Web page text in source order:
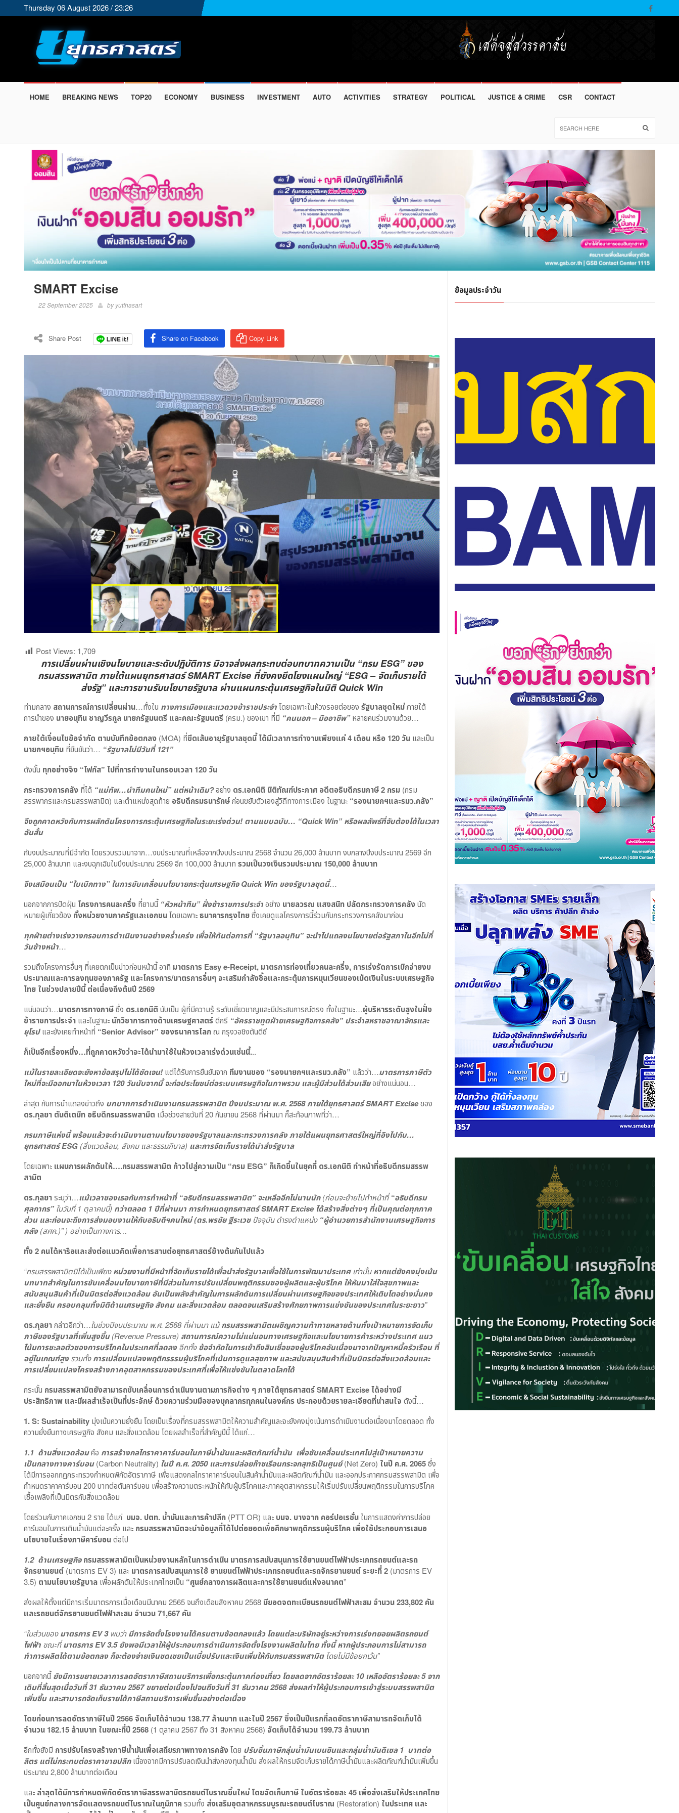
Thursday 06 August 2026 / 23:26
HOME BREAKING NEWS TOP20 ECONOMY BUSINESS INVESTMENT AUTO ACTIVITIES STRATEGY POLITICAL JUSTICE & CRIME CSR CONTACT
SMART Excise
22 September 2025 by yutthasart
Share Post Share on Facebook Copy Link
Post Views: 1,709
การเปลี่ยนผ่านเชิงนโยบายและระดับปฏิบัติการ มิอาจส่งผลกระทบต่อบทบาทความเป็น “กรม ESG” ของ
กรมสรรพสามิต ภายใต้แผนยุทธศาสตร์ SMART Excise ที่ยังคงยึดโยงแผนใหญ่ “ESG – จัดเก็บรายได้
ส่งรัฐ” และการขานรับนโยบายรัฐบาล ผ่านแผนกระตุ้นเศรษฐกิจในมิติ Quick Win
ท่ามกลาง สถานการณ์การเปลี่ยนผ่าน…ทั้งใน ทางการเมืองและแวดวงข้าราชประจำโดยเฉพาะในห้วงรอยต่อของ รัฐบาลชุดใหม่ภายใต้
การนำของ นายอนุทิน ชาญวีรกูล นายกรัฐมนตรี และคณะรัฐมนตรี (ครม.) ของเขา ที่มี “คนนอก – มืออาชีพ”หลายคนร่วมงานด้วย…
ภายใต้เงื่อนไขข้อจำกัด ตามบันทึกข้อตกลง (MOA) ที่ขีดเส้นอายุรัฐบาลชุดนี้ ได้มีเวลาการทำงานเพียงแค่ 4 เดือน หรือ 120 วัน และเป็น
นายกฯอนุทิน ที่ยืนยันว่า… “รัฐบาลไม่มีวันที่121”
ดังนั้น ทุกอย่างจึง “โฟกัส” ไปที่การทำงานในกรอบเวลา 120 วัน
กระทรวงการคลัง ที่ได้ “แม่ทัพ…นำทีมคนใหม่” แต่หน้าเดิม?อย่าง ดร.เอกนิติ นิติทัณฑ์ประภาศ อดีตอธิบดีกรมภาษี 2 กรม (กรม
สรรพากรและกรมสรรพสามิต) และตำแหน่งสุดท้าย อธิบดีกรมธนารักษ์ก่อนขยับตัวเองสู่วิถีทางการเมือง ในฐานะ “รองนายกฯและรมว.คลัง”
จึงถูกคาดหวังกับการผลักดันโครงการกระตุ้นเศรษฐกิจในระยะเร่งด่วน! ตามแบบฉบับ… “Quick Win” หรือผลลัพธ์ที่จับต้องได้ในเวลา
อันสั้น
กับงบประมาณที่มีจำกัด โดยรวบรวมมาจาก…งบประมาณที่เหลือจากปีงบประมาณ 2568 จำนวน 26,000 ล้านบาท งบกลางปีงบประมาณ 2569 อีก
25,000 ล้านบาท และงบฉุกเฉินในปีงบประมาณ 2569 อีก 100,000 ล้านบาท รวมเป็นวงเงินรวมประมาณ 150,000 ล้านบาท
จึงเสมือนเป็น “ใบเบิกทาง” ในการขับเคลื่อนนโยบายกระตุ้นเศรษฐกิจQuick Win ของรัฐบาลชุดนี้…
นอกจากการปัดฝุ่น โครงการคนละครึ่ง ที่ยามนี้ “หัวหน้าทีม” ฝั่งข้าราชการประจำอย่าง นายลวรณ แสงสนิท ปลัดกระทรวงการคลังนัด
หมายผู้เกี่ยวข้อง ทั้งหน่วยงานภาครัฐและเอกชนโดยเฉพาะธนาคารกรุงไทยซึ่งเคยดูแลโครงการนี้ร่วมกับกระทรวงการคลังมาก่อน
ทุกฝ่ายต่างเร่งวางกรอบการดำเนินงานอย่างคร่ำเคร่ง เพื่อให้ทันต่อการที่ “รัฐบาลอนุทิน” จะนำไปแถลงนโยบายต่อรัฐสภาในอีกไม่กี่
วันข้างหน้า…
รวมถึงโครงการอื่นๆ ที่เคยตกเป็นข่าวก่อนหน้านี้ อาทิ มาตรการ Easy e-Receipt, มาตรการท่องเที่ยวคนละครึ่ง, การเร่งรัดการเบิกจ่ายงบ
ประมาณและการลงทุนของภาครัฐ และโครงการ/มาตรการอื่นๆ จะเสริมกำลังซื้อและกระตุ้นการหมุนเวียนของเม็ดเงินในระบบเศรษฐกิจ
ไทย ในช่วงปลายปีนี้ ต่อเนื่องถึงต้นปี 2569
แน่นอนว่า…มาตรการทางภาษีซึ่ง ดร.เอกนิติ นับเป็น ผู้ที่มีความรู้ ระดับเชี่ยวชาญและมีประสบการณ์ตรง ทั้งในฐานะ…ผู้บริหารระดับสูงในฝั่ง
ข้าราชการประจำ และในฐานะ นักวิชาการทางด้านเศรษฐศาสตร์ดีกรี “อัครราชทูตฝ่ายเศรษฐกิจการคลัง” ประจำสหราชอาณาจักรและ
ยุโรปและยังเคยทำหน้าที่ “Senior Advisor” ของธนาคารโลกณ กรุงวอชิงตันดีซี
ก็เป็นอีกเรื่องหนึ่ง…ที่ถูกคาดหวังว่าจะได้นำมาใช้ในห้วงเวลาเร่งด่วนเช่นนี้...
แม้ในรายละเอียดจะยังหาข้อสรุปไม่ได้ชัดเจน!แต่ได้รับการยืนยันจาก ทีมงานของ “รองนายกฯและรมว.คลัง” แล้วว่า…มาตรการภาษีตัว
ใหม่ที่จะมีออกมาในห้วงเวลา 120 วันนับจากนี้ จะก่อประโยชน์ต่อระบบเศรษฐกิจในภาพรวม และผู้มีส่วนได้ส่วนเสียอย่างแน่นอน…
ล่าสุด กับการนำแถลงข่าวถึง บทบาทการดำเนินงานกรมสรรพสามิต ปีงบประมาณ พ.ศ. 2568 ภายใต้ยุทธศาสตร์SMART Exciseของ
ดร.กุลยา ตันติเตมิท อธิบดีกรมสรรพสามิต เมื่อช่วงสายวันที่ 20 กันยายน 2568 ที่ผ่านมา ก็สะท้อนภาพที่ว่า…
กรมภาษีแห่งนี้ พร้อมแล้วจะดำเนินงานตามนโยบายของรัฐบาลและกระทรวงการคลัง ภายใต้แผนยุทธศาสตร์ใหญ่ที่อิงไปกับ…
ยุทธศาสตร์ESG (สิ่งแวดล้อม, สังคม และธรรมภิบาล) และการจัดเก็บรายได้นำส่งรัฐบาล
โดยเฉพาะ แผนการผลักดันให้….กรมสรรพสามิต ก้าวไปสู่ความเป็น “กรม ESG” ก็เกิดขึ้นในยุคที่ ดร.เอกนิติ ทำหน้าที่อธิบดีกรมสรรพ
สามิต
ดร.กุลยาระบุว่า…แม้เวลาของเธอกับการทำหน้าที่ “อธิบดีกรมสรรพสามิต” จะเหลืออีกไม่นานนัก(ก่อนจะย้ายไปทำหน้าที่“อธิบดีกรม
ศุลกากร”ในวันที่ 1 ตุลาคมนี้) ทว่าตลอด 1 ปีที่ผ่านมา การกำหนดยุทธศาสตร์SMART Excise ได้สร้างสิ่งต่างๆ ที่เป็นคุณต่อทุกภาค
ส่วน และก่อนจะถึงการส่งมอบงานให้กับอธิบดีฯคนใหม่(ดร.พรชัย ฐีระเวชปัจจุบัน ดำรงตำแหน่ง “ผู้อำนวยการสำนักงานเศรษฐกิจการ
คลัง(สศค.)” ) อย่างเป็นทางการ…
ทั้ง 2 คนได้หารือและส่งต่อแนวคิดเพื่อการสานต่อยุทธศาสตร์ข้างต้นกันไปแล้ว
“กรมสรรพสามิตมิได้เป็นเพียงหน่วยงานที่มีหน้าที่จัดเก็บรายได้เพื่อนำส่งรัฐบาลเพื่อใช้ในการพัฒนาประเทศเท่านั้นหากแต่ยังคงมุ่งเน้น
บทบาทสำคัญในการขับเคลื่อนนโยบายภาษีที่มีส่วนในการปรับเปลี่ยนพฤติกรรมของผู้ผลิตและผู้บริโภค ให้หันมาใส่ใจสุขภาพและ
สนับสนุนสินค้าที่เป็นมิตรต่อสิ่งแวดล้อม อันเป็นพลังสำคัญในการผลักดันการเปลี่ยนผ่านเศรษฐกิจของประเทศให้เติบโตอย่างมั่นคง
และยั่งยืน ครอบคลุมทั้งมิติด้านเศรษฐกิจ สังคม และสิ่งแวดล้อม ตลอดจนเสริมสร้างศักยภาพการแข่งขันของประเทศในระยะยาว”
ดร.กุลยากล่าวอีกว่า…ในช่วงปีงบประมาณ พ.ศ. 2568 ที่ผ่านมา แม้กรมสรรพสามิตเผชิญความท้าทายหลายด้านทั้งเป้าหมายการจัดเก็บ
ภาษีของรัฐบาลที่เพิ่มสูงขึ้น(Revenue Pressure) สถานการณ์ความไม่แน่นอนทางเศรษฐกิจและนโยบายการค้าระหว่างประเทศ แนว
โน้มการชะลอตัวของการบริโภคในประเทศที่ลดลงอีกทั้งข้อจำกัดในการเข้าถึงสินเชื่อของผู้บริโภคอันเนื่องมาจากปัญหาหนี้ครัวเรือน ที่
อยู่ในเกณฑ์สูงรวมทั้งการเปลี่ยนแปลงพฤติกรรรมผู้บริโภคที่เน้นการดูแลสุขภาพ และสนับสนุนสินค้าที่เป็นมิตรต่อสิ่งแวดล้อมและ
การเปลี่ยนแปลงโครงสร้างภาคอุตสาหกรรมของประเทศที่เพื่อให้แข่งขันในตลาดโลกได้
กระนั้น กรมสรรพสามิตยังสามารถขับเคลื่อนการดำเนินงานตามภารกิจต่าง ๆ ภายใต้ยุทธศาสตร์SMART Excise ได้อย่างมี
ประสิทธิภาพ และมีผลสำเร็จเป็นที่ประจักษ์ ด้วยความร่วมมือของบุคลากรทุกคนในองค์กร ประกอบด้วยรายละเอียดที่น่าสนใจ ดังนี้…
1.S: Sustainability มุ่งเน้นความยั่งยืน โดยเป็นเรื่องที่กรมสรรพสามิตให้ความสำคัญและจะยังคงมุ่งเน้นการดำเนินงานต่อเนื่องมาโดยตลอด ทั้ง
ความยั่งยืนทางเศรษฐกิจ สังคม และสิ่งแวดล้อม โดยผลสำเร็จที่สำคัญปีนี้ ได้แก่…
1.1 ด้านสิ่งแวดล้อมคือ การสร้างกลไกราคาคาร์บอนในภาษีน้ำมันและผลิตภัณฑ์น้ำมัน เพื่อขับเคลื่อนประเทศไปสู่เป้าหมายความ
เป็นกลางทางคาร์บอน(Carbon Neutrality) ในปี ค.ศ. 2050 และการปล่อยก๊าซเรือนกระจกสุทธิเป็นศูนย์(Net Zero) ในปี ค.ศ. 2065ซึ่ง
ได้มีการออกกฎกระทรวงกำหนดพิกัดอัตราภาษี เพื่อแสดงกลไกราคาคาร์บอนในสินค้าน้ำมันและผลิตภัณฑ์น้ำมัน และออกประกาศกรมสรรพสามิต เพื่อ
กำหนดราคาคาร์บอน 200 บาทต่อตันคาร์บอน เพื่อสร้างความตระหนักให้กับผู้บริโภคและภาคอุตสาหกรรมให้เริ่มปรับเปลี่ยนพฤติกรรมในการบริโภค
เชื้อเพลิงที่เป็นมิตรกับสิ่งแวดล้อม
โดยร่วมกับภาคเอกชน 2 ราย ได้แก่ บมจ. ปตท. น้ำมันและการค้าปลีก (PTT OR) และ บมจ. บางจาก คอร์ปอเรชั่นในการแสดงค่าการปล่อย
คาร์บอนในการเติมน้ำมันแต่ละครั้ง และ กรมสรรพสามิตจะนำข้อมูลที่ได้ไปต่อยอดเพื่อศึกษาพฤติกรรมผู้บริโภค เพื่อใช้ประกอบการเสนอ
นโยบายในเรื่องภาษีคาร์บอนต่อไป
1.2 ด้านเศรษฐกิจกรมสรรพสามิตเป็นหน่วยงานหลักในการดำเนิน มาตรการสนับสนุนการใช้ยานยนต์ไฟฟ้าประเภทรถยนต์และรถ
จักรยานยนต์ (มาตรการ EV 3) และ มาตรการสนับสนุนการใช้ ยานยนต์ไฟฟ้าประเภทรถยนต์และรถจักรยานยนต์ ระยะที่ 2 (มาตรการ EV
3.5) ตามนโยบายรัฐบาล เพื่อผลักดันให้ประเทศไทยเป็น “ศูนย์กลางการผลิตและการใช้ยานยนต์แห่งอนาคต”
ส่งผลให้ตั้งแต่มีการเริ่มมาตรการเมื่อเดือนมีนาคม 2565 จนถึงเดือนสิงหาคม 2568 มียอดจดทะเบียนรถยนต์ไฟฟ้าสะสม จำนวน 233,802 คัน
และรถยนต์จักรยานยนต์ไฟฟ้าสะสม จำนวน 71,667 คัน
“ในส่วนของมาตรการEV 3พบว่ามีการจัดตั้งโรงงานได้ครบตามข้อตกลงแล้ว โดยแต่ละบริษัทอยู่ระหว่างการเร่งทยอยผลิตรถยนต์
ไฟฟ้า ขณะที่มาตรการEV 3.5 ยังพอมีเวลาให้ผู้ประกอบการดำเนินการจัดตั้งโรงงานผลิตในไทย ทั้งนี้ หากผู้ประกอบการไม่สามารถ
ทำการผลิตได้ตามข้อตกลง ก็จะต้องจ่ายเงินชดเชยเป็นเบี้ยปรับและเงินเพิ่มให้กับกรมสรรพสามิตโดยไม่มีข้อยกเว้น”
นอกจากนี้ ยังมีการขยายเวลาการลดอัตราภาษีสถานบริการเพื่อกระตุ้นภาคท่องเที่ยว โดยลดจากอัตราร้อยละ 10 เหลืออัตราร้อยละ 5 จาก
เดิมที่สิ้นสุดเมื่อวันที่ 31 ธันวาคม 2567 ขยายต่อเนื่องไปจนถึงวันที่ 31 ธันวาคม 2568 ส่งผลทำให้ผู้ประกอบการเข้าสู่ระบบสรรพสามิต
เพิ่มขึ้น และสามารถจัดเก็บรายได้ภาษีสถานบริการเพิ่มขึ้นอย่างต่อเนื่อง
โดยก่อนการลดอัตราภาษีในปี2566 จัดเก็บได้จำนวน 138.77 ล้านบาท และในปี 2567 ซึ่งเป็นปีแรกที่ลดอัตราภาษีสามารถจัดเก็บได้
จำนวน 182.15 ล้านบาท ในขณะที่ปี 2568 (1 ตุลาคม 2567 ถึง 31 สิงหาคม 2568) จัดเก็บได้จำนวน 199.73 ล้านบาท
อีกทั้งยังมี การปรับโครงสร้างภาษีน้ำมันเพื่อเสถียรภาพทางการคลังโดย ปรับขึ้นภาษีกลุ่มน้ำมันเบนซินและกลุ่มน้ำมันดีเซล 1 บาทต่อ
ลิตร แต่ไม่กระทบต่อราคาขายปลีกเนื่องจากมีการปรับลดเงินนำส่งกองทุนน้ำมัน ส่งผลให้กรมจัดเก็บรายได้ภาษีน้ำมันและผลิตภัณฑ์น้ำมันเพิ่มขึ้น
ประมาณ 2,800 ล้านบาทต่อเดือน
และ ล่าสุดได้มีการกำหนดพิกัดอัตราภาษีสรรพสามิตรถยนต์โบราณขึ้นใหม่ โดยจัดเก็บภาษี ในอัตราร้อยละ 45 เพื่อส่งเสริมให้ประเทศไทย
เป็นศูนย์กลางการจัดแสดงรถยนต์โบราณในภูมิภาครวมทั้ง ส่งเสริมอุตสาหกรรมบูรณะรถยนต์โบราณ (Restoration) ในประเทศ และ
ข้อมูลประจำวัน